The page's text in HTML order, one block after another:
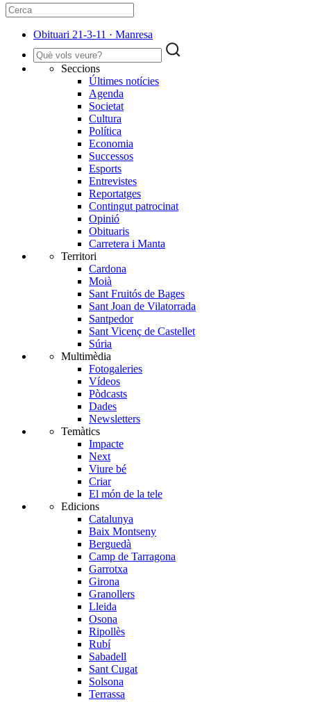
Obituari 21-3-11 · Manresa
Seccions
Últimes notícies
Agenda
Societat
Cultura
Política
Economia
Successos
Esports
Entrevistes
Reportatges
Contingut patrocinat
Opinió
Obituaris
Carretera i Manta
Territori
Cardona
Moià
Sant Fruitós de Bages
Sant Joan de Vilatorrada
Santpedor
Sant Vicenç de Castellet
Súria
Multimèdia
Fotogaleries
Vídeos
Pòdcasts
Dades
Newsletters
Temàtics
Impacte
Next
Viure bé
Criar
El món de la tele
Edicions
Catalunya
Baix Montseny
Berguedà
Camp de Tarragona
Garrotxa
Girona
Granollers
Lleida
Osona
Ripollès
Rubí
Sabadell
Sant Cugat
Solsona
Terrassa